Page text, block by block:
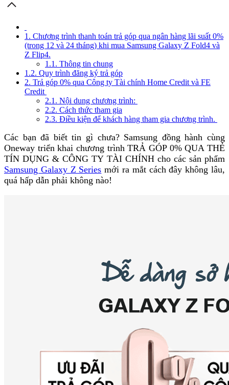
1. Chương trình thanh toán trả góp qua ngân hàng lãi suất 0%
(trong 12 và 24 tháng) khi mua Samsung Galaxy Z Fold4 và
Z Flip4.
1.1. Thông tin chung
1.2. Quy trình đăng ký trả góp
2. Trả góp 0% qua Công ty Tài chính Home Credit và FE
Credit
2.1. Nội dung chương trình:
2.2. Cách thức tham gia
2.3. Điều kiện để khách hàng tham gia chương trình.
Các bạn đã biết tin gì chưa? Samsung đồng hành cùng
Oneway triển khai chương trình TRẢ GÓP 0% QUA THẺ
TÍN DỤNG & CÔNG TY TÀI CHÍNH cho các sản phẩm
Samsung Galaxy Z Series mới ra mắt cách đây không lâu,
quá hấp dẫn phải không nào!